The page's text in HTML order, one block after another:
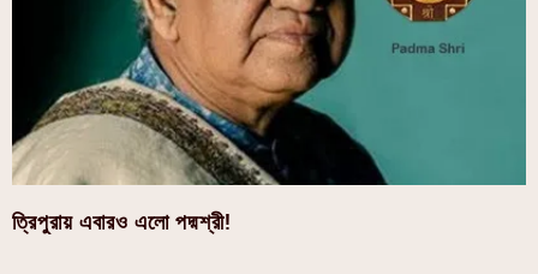
ত্রিপুরায় এবারও এলো পদ্মশ্রী!